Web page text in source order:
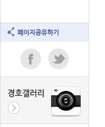
페이지공유하기